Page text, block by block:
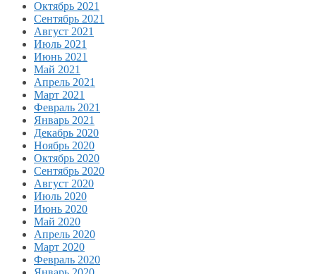
Октябрь 2021
Сентябрь 2021
Август 2021
Июль 2021
Июнь 2021
Май 2021
Апрель 2021
Март 2021
Февраль 2021
Январь 2021
Декабрь 2020
Ноябрь 2020
Октябрь 2020
Сентябрь 2020
Август 2020
Июль 2020
Июнь 2020
Май 2020
Апрель 2020
Март 2020
Февраль 2020